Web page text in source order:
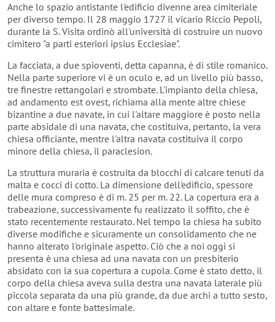
Anche lo spazio antistante l'edificio divenne area cimiteriale
per diverso tempo. Il 28 maggio 1727 il vicario Riccio Pepoli,
durante la S. Visita ordinò all'università di costruire un nuovo
cimitero "a parti esteriori ipsius Ecclesiae".
La facciata, a due spioventi, detta capanna, è di stile romanico.
Nella parte superiore vi è un oculo e, ad un livello più basso,
tre finestre rettangolari e strombate. L'impianto della chiesa,
ad andamento est ovest, richiama alla mente altre chiese
bizantine a due navate, in cui l'altare maggiore è posto nella
parte absidale di una navata, che costituiva, pertanto, la vera
chiesa officiante, mentre l'altra navata costituiva il corpo
minore della chiesa, il paraclesion.
La struttura muraria è costruita da blocchi di calcare tenuti da
malta e cocci di cotto. La dimensione dell'edificio, spessore
delle mura compreso è di m. 25 per m. 22. La copertura era a
trabeazione, successivamente fu realizzato il soffito, che è
stato recentemente restaurato. Nel tempo la chiesa ha subito
diverse modifiche e sicuramente un consolidamento che ne
hanno alterato l'originale aspetto. Ciò che a noi oggi si
presenta è una chiesa ad una navata con un presbiterio
absidato con la sua copertura a cupola. Come è stato detto, il
corpo della chiesa aveva sulla destra una navata laterale più
piccola separata da una più grande, da due archi a tutto sesto,
con altare e fonte battesimale.